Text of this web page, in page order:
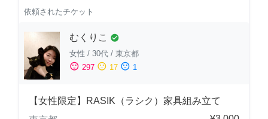
依頼されたチケット
むくりこ check_circle
女性 / 30代 / 東京都
sentiment_satisfied 297 sentiment_neutral 17 sentiment_dissatisfied 1
【女性限定】RASIK（ラシク）家具組み立て